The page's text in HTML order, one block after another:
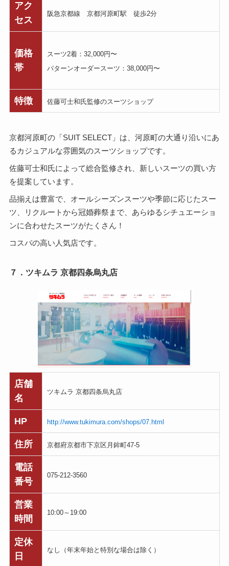
アク
セス
阪急京都線 京都河原町駅 徒歩2分
価格
帯
スーツ2着：32,000円〜
パターンオーダースーツ：38,000円〜
特徴 佐藤可士和氏監修のスーツショップ
京都河原町の「SUIT SELECT」は、河原町の大通り沿いにあ
るカジュアルな雰囲気のスーツショップです。
佐藤可士和氏によって総合監修され、新しいスーツの買い方
を提案しています。
品揃えは豊富で、オールシーズンスーツや季節に応じたスー
ツ、リクルートから冠婚葬祭まで、あらゆるシチュエーショ
ンに合わせたスーツがたくさん！
コスパの高い人気店です。
７．ツキムラ 京都四条烏丸店
店舗
名
ツキムラ 京都四条烏丸店
HP http://www.tukimura.com/shops/07.html
住所 京都府京都市下京区月鉾町47-5
電話
番号
075-212-3560
営業
時間
10:00～19:00
定休
日
なし（年末年始と特別な場合は除く）